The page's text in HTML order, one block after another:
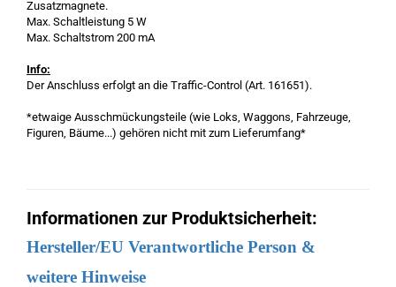
Zusatzmagnete.
Max. Schaltleistung 5 W
Max. Schaltstrom 200 mA
Info:
Der Anschluss erfolgt an die Traffic-Control (Art. 161651).
*etwaige Ausschmückungsteile (wie Loks, Waggons, Fahrzeuge,
Figuren, Bäume...) gehören nicht mit zum Lieferumfang*
Informationen zur Produktsicherheit:
Hersteller/EU Verantwortliche Person &
weitere Hinweise